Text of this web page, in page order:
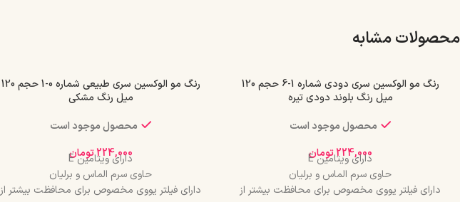
محصولات مشابه
رنگ مو الوکسین سری دودی شماره 1-6 حجم 120
میل رنگ بلوند دودی تیره
محصول موجود است
224,000 تومان
دارای ویتامین E
حاوی سرم الماس و برلیان
دارای فیلتر یووی مخصوص برای محافظت بیشتر از
رنگ مو الوکسین سری طبیعی شماره 0-1 حجم 120
میل رنگ مشکی
محصول موجود است
224,000 تومان
دارای ویتامین E
حاوی سرم الماس و برلیان
دارای فیلتر یووی مخصوص برای محافظت بیشتر از